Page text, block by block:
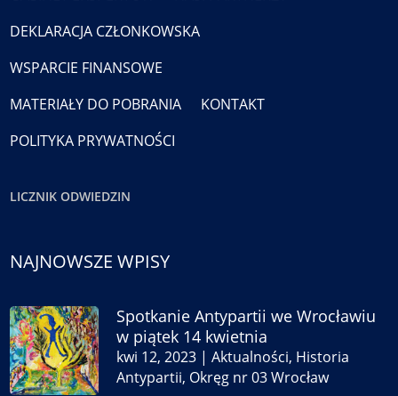
DEKLARACJA CZŁONKOWSKA
WSPARCIE FINANSOWE
MATERIAŁY DO POBRANIA
KONTAKT
POLITYKA PRYWATNOŚCI
LICZNIK ODWIEDZIN
NAJNOWSZE WPISY
Spotkanie Antypartii we Wrocławiu
w piątek 14 kwietnia
kwi 12, 2023 |Aktualności, Historia
Antypartii, Okręg nr 03 Wrocław